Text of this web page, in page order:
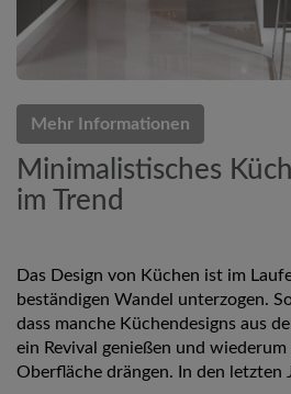
Mehr Informationen
Minimalistisches
im Trend
Das Design von Küchen ist im
beständigen Wandel unterzogen.
dass manche Küchendesigns aus
ein Revival genießen und wiederum
Oberfläche drängen. In den letzten